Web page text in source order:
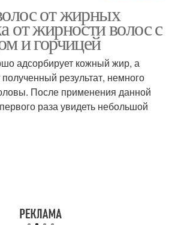
волос
Маска от жирных волос
от жирных
от жирности волос с
и горчицей
адсорбирует кожный жир, а
полученный результат, немного
После применения данной
раза увидеть небольшой